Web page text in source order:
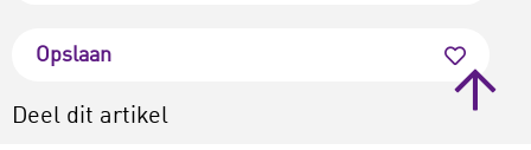
Opslaan
Deel dit artikel